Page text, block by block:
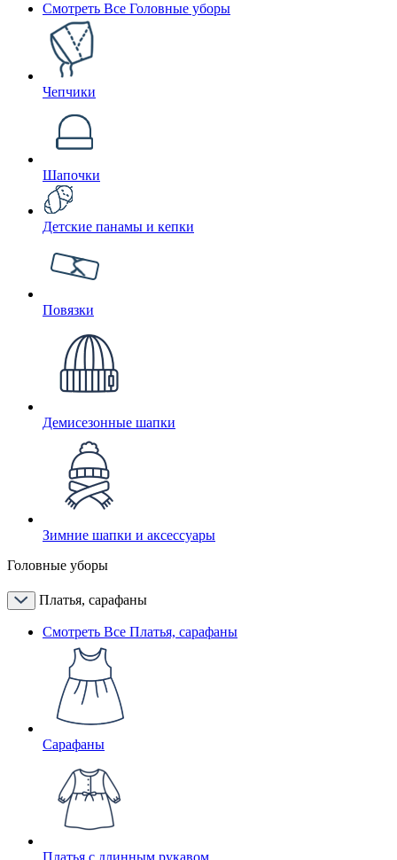
Смотреть Все Головные уборы
Чепчики
Шапочки
Детские панамы и кепки
Повязки
Демисезонные шапки
Зимние шапки и аксессуары
Головные уборы
Платья, сарафаны
Смотреть Все Платья, сарафаны
Сарафаны
Платья с длинным рукавом